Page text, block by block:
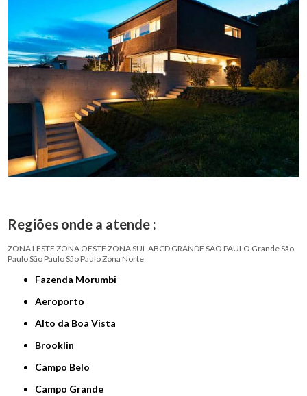
Regiões onde a atende :
ZONA LESTE ZONA OESTE ZONA SULABCD GRANDE SÃO PAULO Grande São
PauloSão PauloSão PauloZona Norte
Fazenda Morumbi
Aeroporto
Alto da Boa Vista
Brooklin
Campo Belo
Campo Grande